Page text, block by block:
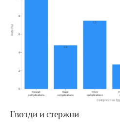
Гвозди и стержни